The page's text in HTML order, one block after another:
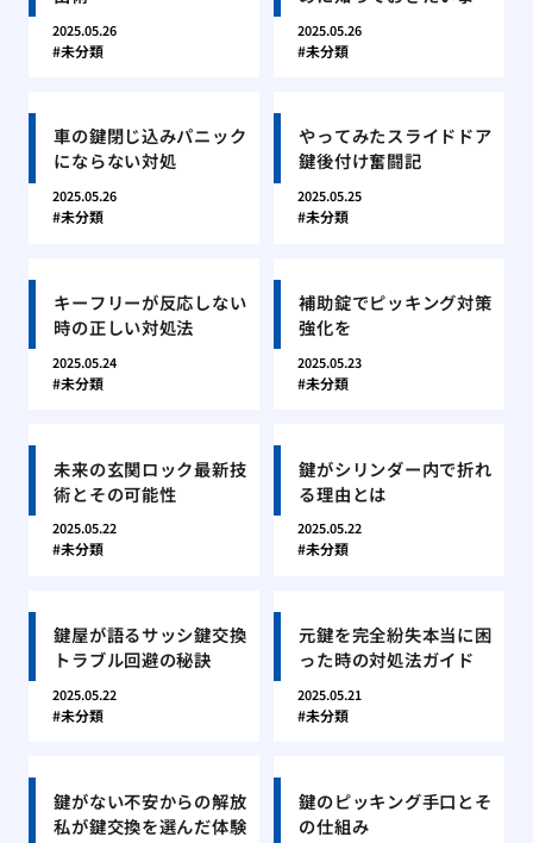
2025.05.26
未分類
2025.05.26
未分類
車の鍵閉じ込みパニック
にならない対処
2025.05.26
未分類
やってみたスライドドア
鍵後付け奮闘記
2025.05.25
未分類
キーフリーが反応しない
時の正しい対処法
2025.05.24
未分類
補助錠でピッキング対策
強化を
2025.05.23
未分類
未来の玄関ロック最新技
術とその可能性
2025.05.22
未分類
鍵がシリンダー内で折れ
る理由とは
2025.05.22
未分類
鍵屋が語るサッシ鍵交換
トラブル回避の秘訣
2025.05.22
未分類
元鍵を完全紛失本当に困
った時の対処法ガイド
2025.05.21
未分類
鍵がない不安からの解放
私が鍵交換を選んだ体験
鍵のピッキング手口とそ
の仕組み